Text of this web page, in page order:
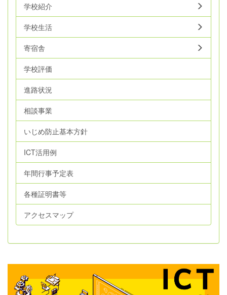
学校紹介
学校生活
寄宿舎
学校評価
進路状況
相談事業
いじめ防止基本方針
ICT活用例
年間行事予定表
各種証明書等
アクセスマップ